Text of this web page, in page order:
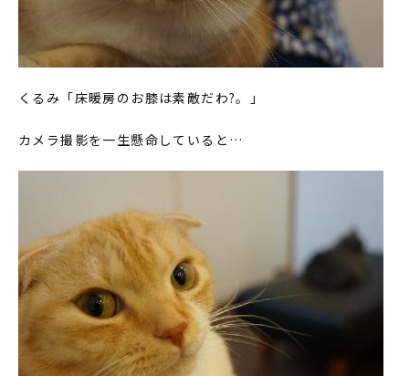
くるみ「床暖房のお膝は素敵だわ?。」
カメラ撮影を一生懸命していると…